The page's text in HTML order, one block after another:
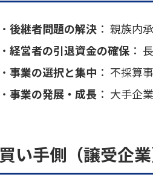
・ 後継者問題の解決 ： 親族内
・ 経営者の引退資金の確保 ：
・ 事業の選択と集中 ： 不採算
・ 事業の発展・成長 ： 大手企
買い手側（譲受企